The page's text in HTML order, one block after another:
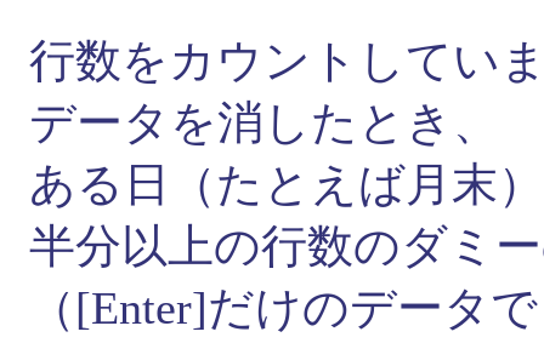
行数をカウントしてい
データを消したとき、
ある日（たとえば月末
半分以上の行数のダミ
（[Enter]だけのデータ